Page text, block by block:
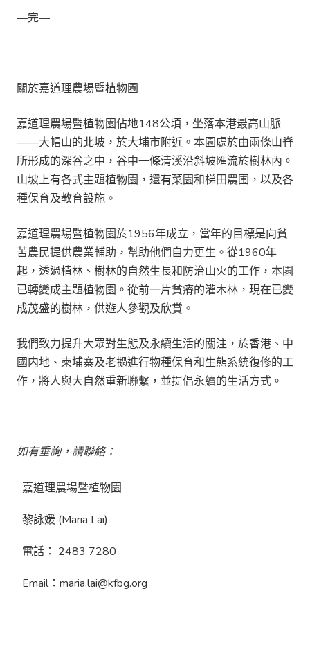
—完—
關於嘉道理農場暨植物園
嘉道理農場暨植物園佔地148公頃，坐落本港最高山脈
——大帽山的北坡，於大埔市附近。本園處於由兩條山脊
所形成的深谷之中，谷中一條清溪沿斜坡匯流於樹林內。
山坡上有各式主題植物園，還有菜園和梯田農圃，以及各
種保育及教育設施。
嘉道理農場暨植物園於1956年成立，當年的目標是向貧
苦農民提供農業輔助，幫助他們自力更生。從1960年
起，透過植林、樹林的自然生長和防治山火的工作，本園
已轉變成主題植物園。從前一片貧瘠的灌木林，現在已變
成茂盛的樹林，供遊人參觀及欣賞。
我們致力提升大眾對生態及永續生活的關注，於香港、中
國内地、柬埔寨及老撾進行物種保育和生態系統復修的工
作，將人與大自然重新聯繫，並提倡永續的生活方式。
如有垂詢，請聯絡：
嘉道理農場暨植物園
黎詠媛 (Maria Lai)
電話： 2483 7280
Email：maria.lai@kfbg.org